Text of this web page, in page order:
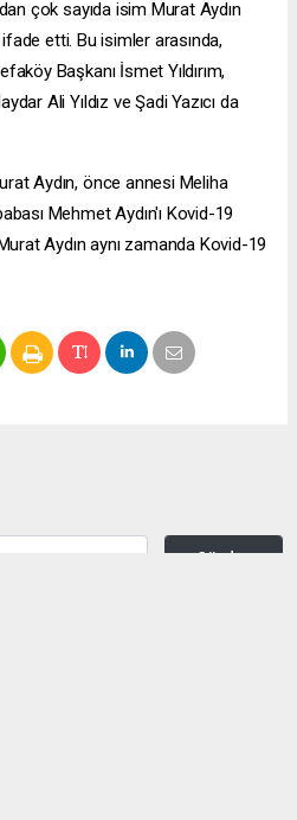
çok sayıda isim Murat Aydın
etti. Bu isimler arasında,
Başkanı İsmet Yıldırım,
Ali Yıldız ve Şadi Yazıcı da
Aydın, önce annesi Meliha
Mehmet Aydın'ı Kovid-19
Aydın aynı zamanda Kovid-19
Gönder